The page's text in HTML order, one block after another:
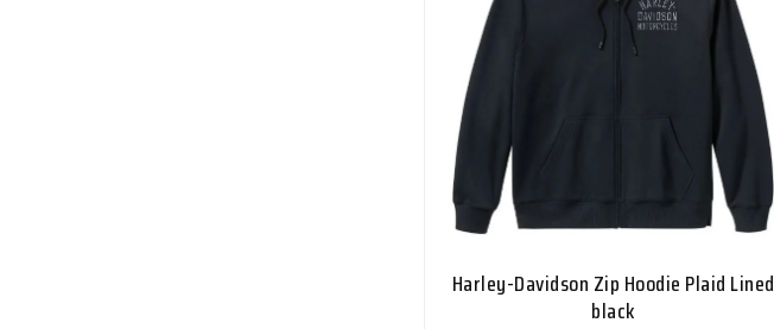
Harley-Davidson Zip Hoodie Plaid Lined
black